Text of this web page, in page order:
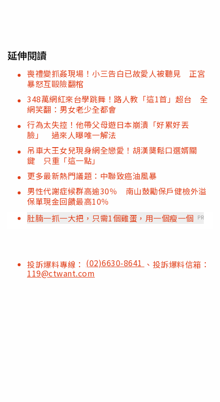
延伸閱讀
喪禮變抓姦現場！小三告白已故愛人被聽見 正宮
暴怒互毆險翻棺
348萬網紅來台學跳舞！路人教「這1首」超台 全
網笑翻：男女老少全都會
行為太失控！他帶父母遊日本崩潰「好累好丟
臉」 過來人曝唯一解法
吊車大王女兒現身網全戀愛！胡漢龑鬆口選婿關
鍵 只重「這一點」
更多最新熱門議題：中聯致癌油風暴
男性代謝症候群高逾30％ 南山鼓勵保戶健檢外溢
保單現金回饋最高10％
肚腩一抓一大把，只需1個雞蛋，用一個瘦一個 PR
投訴爆料專線： (02)6630-8641 、投訴爆料信箱：
119@ctwant.com